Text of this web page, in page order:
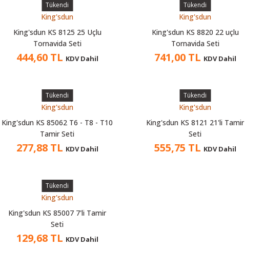
Tükendi
King'sdun
King'sdun KS 8125 25 Uçlu
Tornavida Seti
444,60 TL KDV Dahil
Tükendi
King'sdun
King'sdun KS 8820 22 uçlu
Tornavida Seti
741,00 TL KDV Dahil
Tükendi
King'sdun
King'sdun KS 85062 T6 - T8 - T10
Tamir Seti
277,88 TL KDV Dahil
Tükendi
King'sdun
King'sdun KS 8121 21'li Tamir
Seti
555,75 TL KDV Dahil
Tükendi
King'sdun
King'sdun KS 85007 7'li Tamir
Seti
129,68 TL KDV Dahil